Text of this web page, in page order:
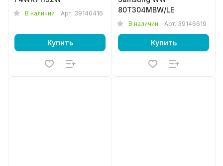
В наличии Арт. 39140416
Купить
80T304MBW/LE
В наличии Арт. 39146619
Купить